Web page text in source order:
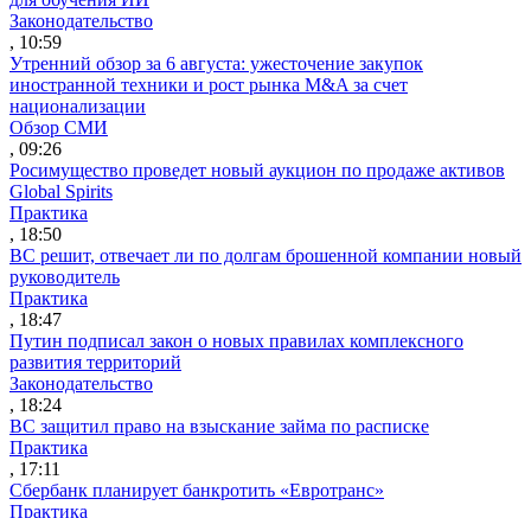
Законодательство
, 10:59
Утренний обзор за 6 августа: ужесточение закупок
иностранной техники и рост рынка M&A за счет
национализации
Обзор СМИ
, 09:26
Росимущество проведет новый аукцион по продаже активов
Global Spirits
Практика
, 18:50
ВС решит, отвечает ли по долгам брошенной компании новый
руководитель
Практика
, 18:47
Путин подписал закон о новых правилах комплексного
развития территорий
Законодательство
, 18:24
ВС защитил право на взыскание займа по расписке
Практика
, 17:11
Сбербанк планирует банкротить «Евротранс»
Практика